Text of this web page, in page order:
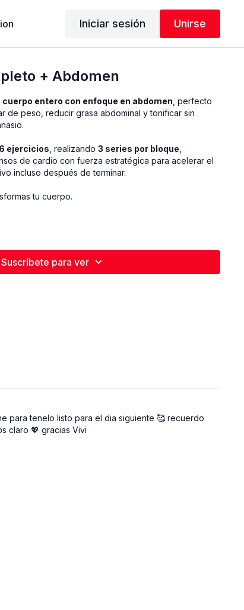
Iniciar sesión Unirse
+ Abdomen
cuerpo entero con enfoque en abdomen , perfecto
de peso, reducir grasa abdominal y tonificar sin
ejercicios , realizando3 series por bloque
de cardio con fuerza estratégica para acelerar el
incluso después de terminar.
tu cuerpo.
Suscríbete para ver
para tenelo listo para el dia siguiente 🥰 recuerdo
claro 💖 gracias Vivi